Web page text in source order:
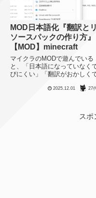
MOD日本語化『翻訳とリ
ソースパックの作り方』
【MOD】minecraft
マイクラのMODで遊んでいる
と、「日本語になっていなく
びにくい」「翻訳がおかしく
たることがあります。新しい
たら嬉しいと思うのでその方
2025.12.01 27
スポ